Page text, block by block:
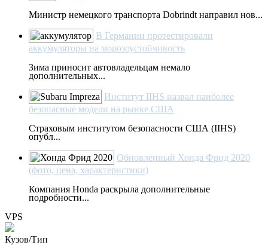
Министр немецкого транспорта Dobrindt направил нов...
В Германии протестировали
аккумуляторы на морозоустойчивость
Зима приносит автовладельцам немало
дополнительных...
Институт IIHS назвал наиболее
безопасные модели на рынке США
Страховым институтом безопасности США (IIHS)
опубл...
Обновленный Хонда Фрид 2020
(фото, цена, характеристики)
Компания Honda раскрыла дополнительные
подробности...
VPS
Кузов/Тип